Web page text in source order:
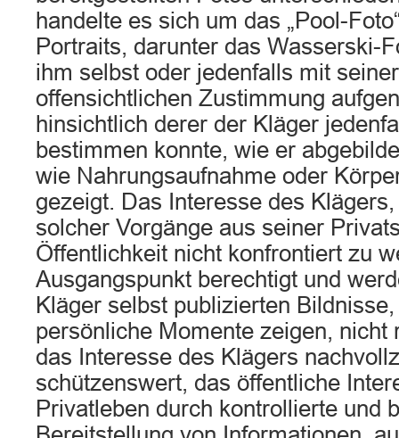
handelte es sich um das „Pool-
Portraits, darunter das Wasserski-
ihm selbst oder jedenfalls mit
offensichtlichen Zustimmung
hinsichtlich derer der Kläger
bestimmen konnte, wie er
wie Nahrungsaufnahme oder
gezeigt. Das Interesse des
solcher Vorgänge aus seiner
Öffentlichkeit nicht konfrontiert zu
Ausgangspunkt berechtigt und
Kläger selbst publizierten
persönliche Momente zeigen, nicht
das Interesse des Klägers
schützenswert, das öffentliche
Privatleben durch kontrollierte und